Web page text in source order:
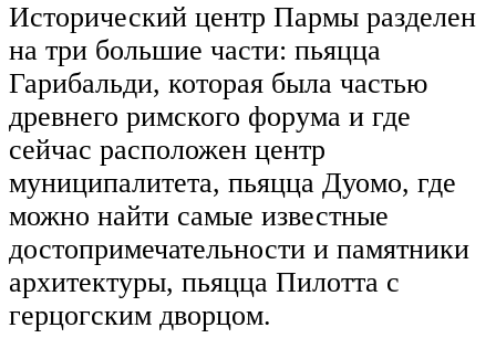
Исторический центр Пармы разделен
на три большие части: пьяцца
Гарибальди, которая была частью
древнего римского форума и где
сейчас расположен центр
муниципалитета, пьяцца Дуомо, где
можно найти самые известные
достопримечательности и памятники
архитектуры, пьяцца Пилотта с
герцогским дворцом.